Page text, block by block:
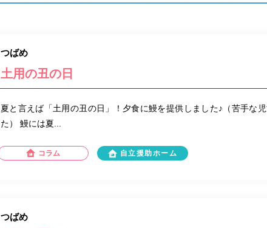
つばめ
土用の丑の日
夏と言えば「土用の丑の日」！夕食に鰻を提供しました♪（苦手な
た） 鰻には夏...
コラム 自立援助ホーム
つばめ